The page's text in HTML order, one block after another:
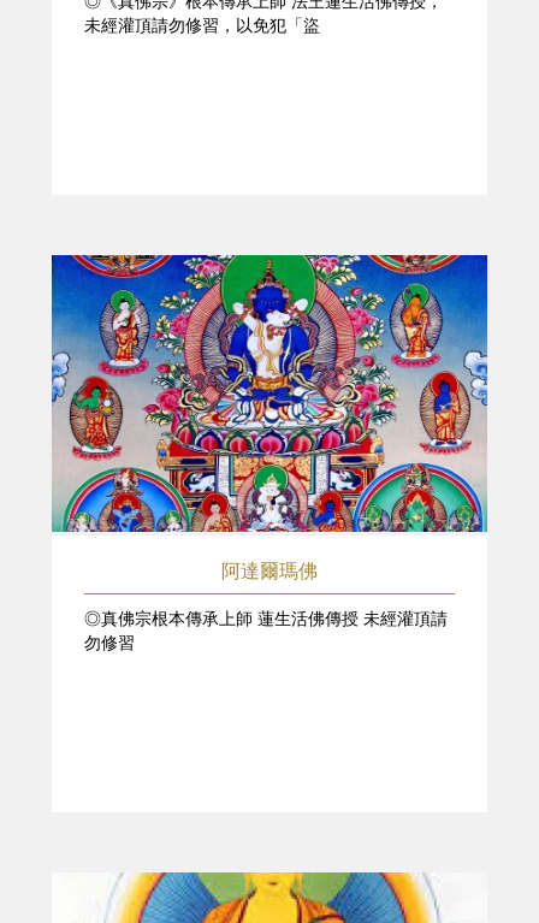
未經灌頂請勿修習，以免犯「盜
阿達爾瑪佛
◎真佛宗根本傳承上師 蓮生活佛傳授 未經灌頂請
勿修習